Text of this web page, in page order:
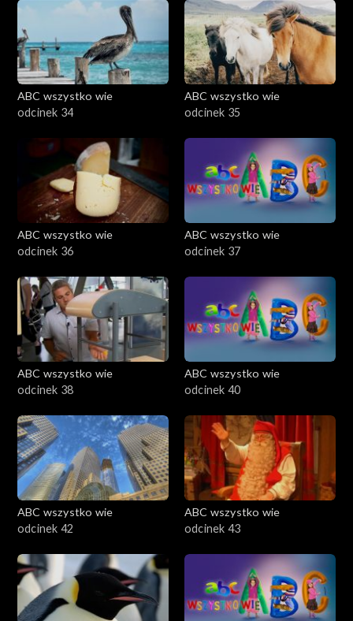
ABC wszystko wie
odcinek 34
ABC wszystko wie
odcinek 35
ABC wszystko wie
odcinek 36
ABC wszystko wie
odcinek 37
ABC wszystko wie
odcinek 38
ABC wszystko wie
odcinek 40
ABC wszystko wie
odcinek 42
ABC wszystko wie
odcinek 43